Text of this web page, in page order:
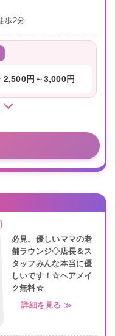
歩2分
2,500円～3,000円
必見。優しいママの老
舗ラウンジ◇店長＆ス
タッフみんな本当に優
しいです！☆ヘアメイ
ク無料☆
詳細を見る ≫